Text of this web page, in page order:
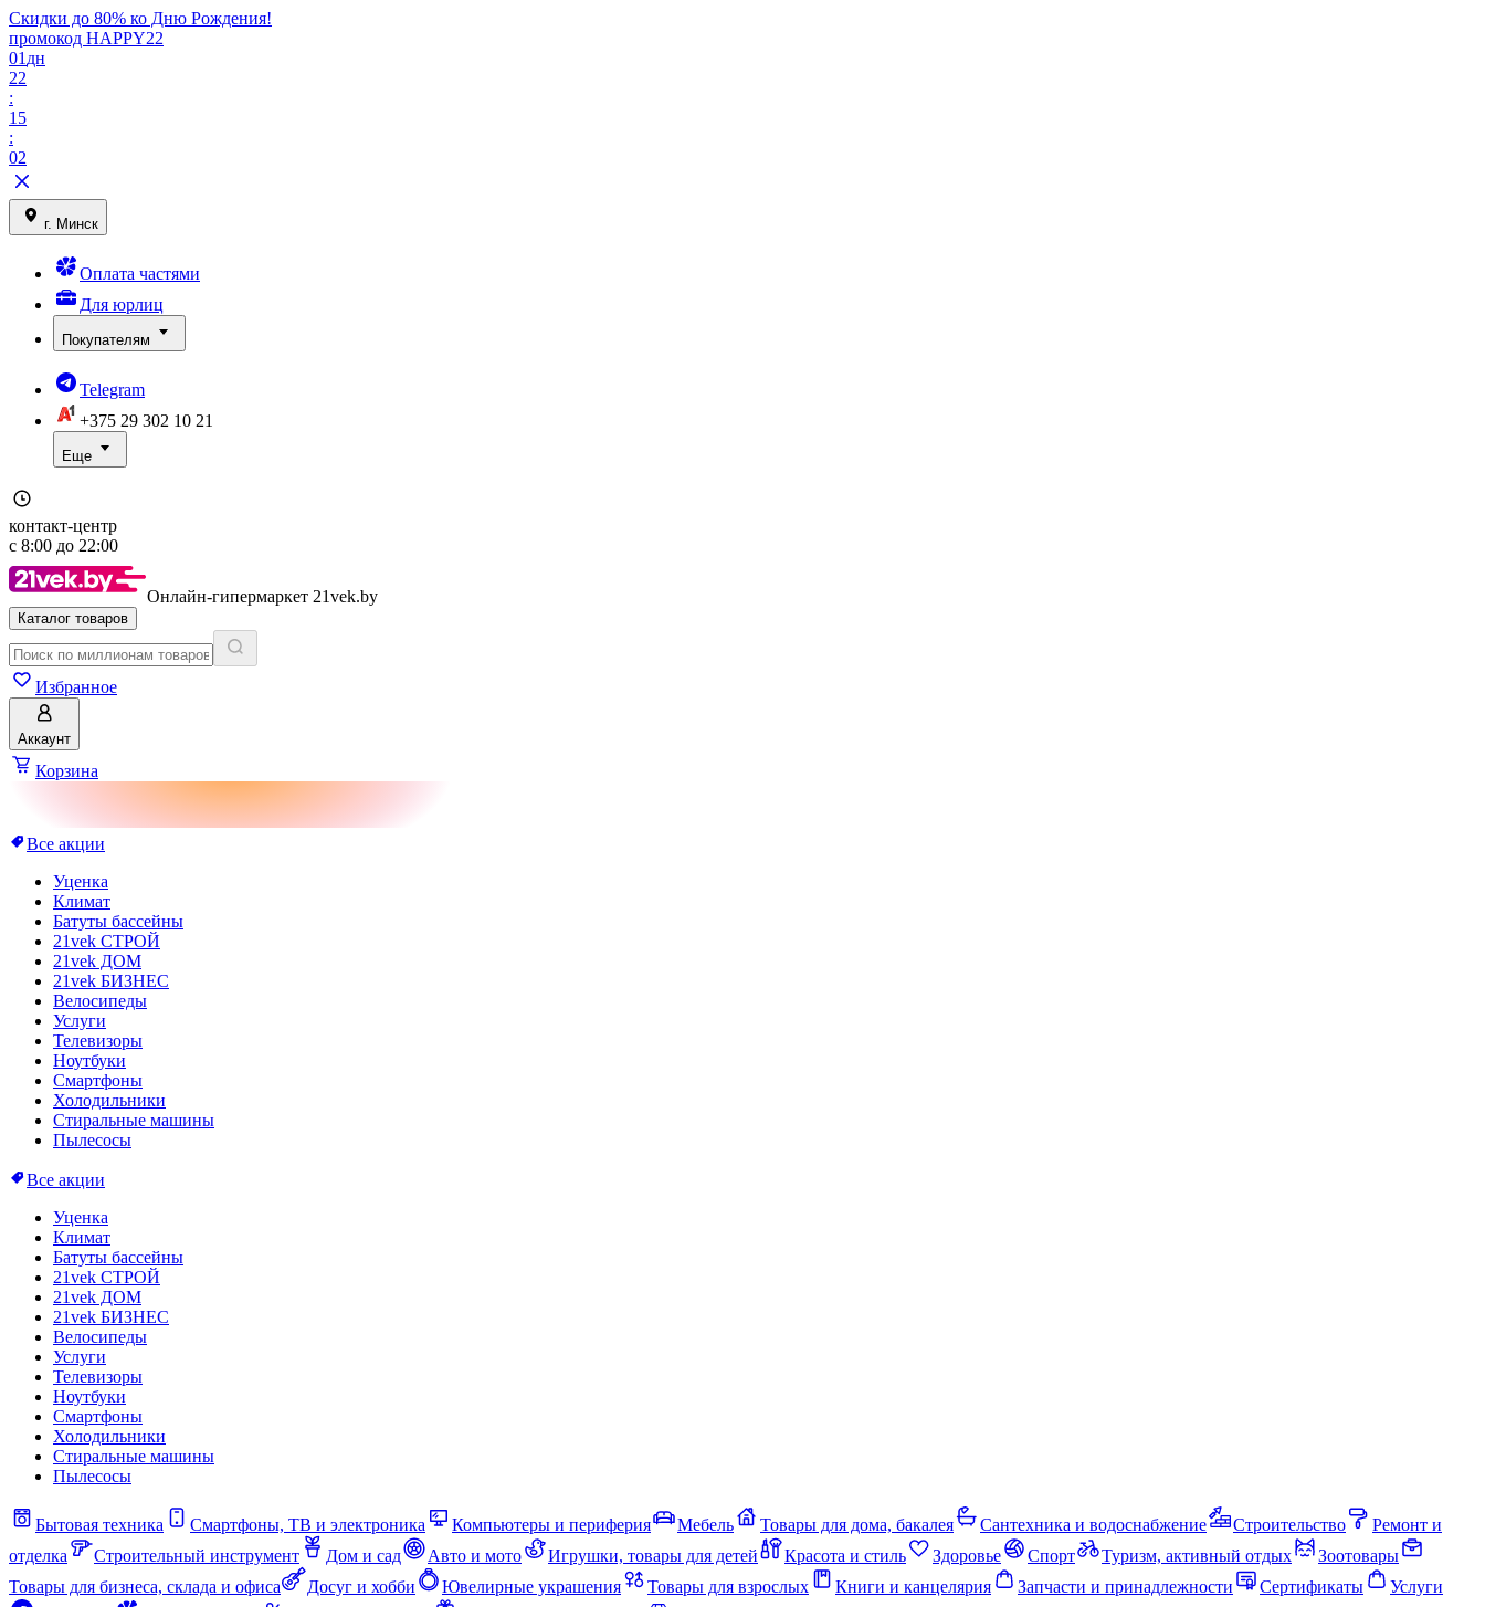
Скидки до 80% ко Дню Рождения!
промокод HAPPY22
01 дн
22
:
15
:
02
г. Минск
Оплата частями
Для юрлиц
Покупателям
Telegram
+375 29 302 10 21
Еще
контакт-центр
с 8:00 до 22:00
Онлайн-гипермаркет 21vek.by
Каталог товаров
Избранное
Аккаунт
Корзина
Все акции
Уценка
Климат
Батуты бассейны
21vek СТРОЙ
21vek ДОМ
21vek БИЗНЕС
Велосипеды
Услуги
Телевизоры
Ноутбуки
Смартфоны
Холодильники
Стиральные машины
Пылесосы
Все акции
Уценка
Климат
Батуты бассейны
21vek СТРОЙ
21vek ДОМ
21vek БИЗНЕС
Велосипеды
Услуги
Телевизоры
Ноутбуки
Смартфоны
Холодильники
Стиральные машины
Пылесосы
Бытовая техника Смартфоны, ТВ и электроника Компьютеры и периферия Мебель Товары для дома, бакалея Сантехника и водоснабжение Строительство
Ремонт и
отделка
Строительный инструмент Дом и сад Авто и мото Игрушки, товары для детей Красота и стиль Здоровье Спорт Туризм, активный отдых
Зоотовары
Товары для бизнеса, склада и офиса
Досуг и хобби Ювелирные украшения Товары для взрослых Книги и канцелярия Запчасти и принадлежности Сертификаты
Услуги